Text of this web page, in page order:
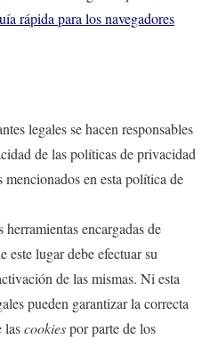
rápida para los navegadores
legales se hacen responsables
de las políticas de privacidad
mencionados en esta política de
encargadas de
este lugar debe efectuar su
de las mismas. Ni esta
pueden garantizar la correcta
lascookiespor parte de los